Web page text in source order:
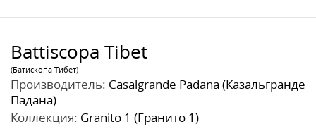
Battiscopa Tibet
(Батископа Тибет)
Производитель: Casalgrande Padana (Казальгранде
Падана)
Коллекция: Granito 1 (Гранито 1)